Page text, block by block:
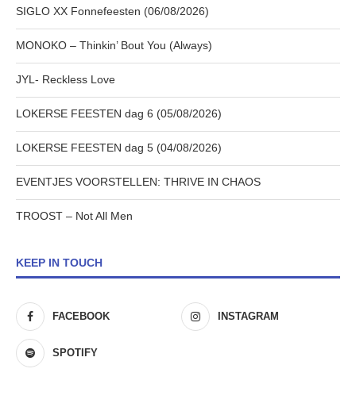
SIGLO XX Fonnefeesten (06/08/2026)
MONOKO – Thinkin’ Bout You (Always)
JYL- Reckless Love
LOKERSE FEESTEN dag 6 (05/08/2026)
LOKERSE FEESTEN dag 5 (04/08/2026)
EVENTJES VOORSTELLEN: THRIVE IN CHAOS
TROOST – Not All Men
KEEP IN TOUCH
FACEBOOK INSTAGRAM
SPOTIFY